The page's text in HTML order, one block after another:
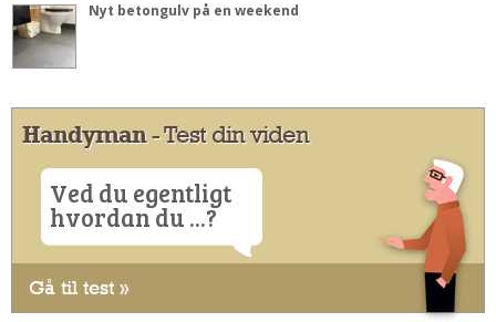
Nyt betongulv på en weekend
Handyman- Test din viden
Ved du egentligt
hvordan du ...?
Gå til test »